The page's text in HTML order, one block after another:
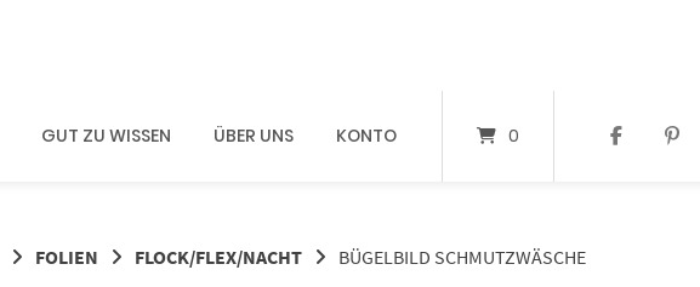
GUT ZU WISSEN ÜBER UNS KONTO 0
FOLIEN FLOCK/FLEX/NACHT BÜGELBILD SCHMUTZWÄSCHE